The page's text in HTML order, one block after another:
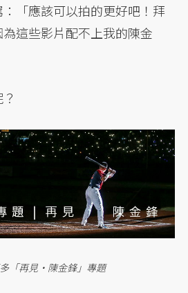
：「應該可以拍的更好吧！拜
這些影片配不上我的陳金
「再見‧陳金鋒」專題